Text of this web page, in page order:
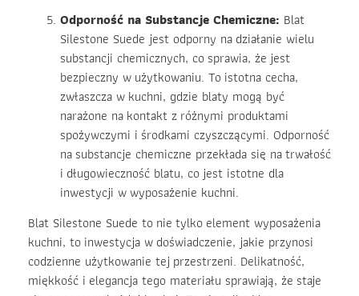
Odporność na Substancje Chemiczne: Blat
Silestone Suede jest odporny na działanie wielu
substancji chemicznych, co sprawia, że jest
bezpieczny w użytkowaniu. To istotna cecha,
zwłaszcza w kuchni, gdzie blaty mogą być
narażone na kontakt z różnymi produktami
spożywczymi i środkami czyszczącymi. Odporność
na substancje chemiczne przekłada się na trwałość
i długowieczność blatu, co jest istotne dla
inwestycji w wyposażenie kuchni.
Blat Silestone Suede to nie tylko element wyposażenia
kuchni, to inwestycja w doświadczenie, jakie przynosi
codzienne użytkowanie tej przestrzeni. Delikatność,
miękkość i elegancja tego materiału sprawiają, że staje